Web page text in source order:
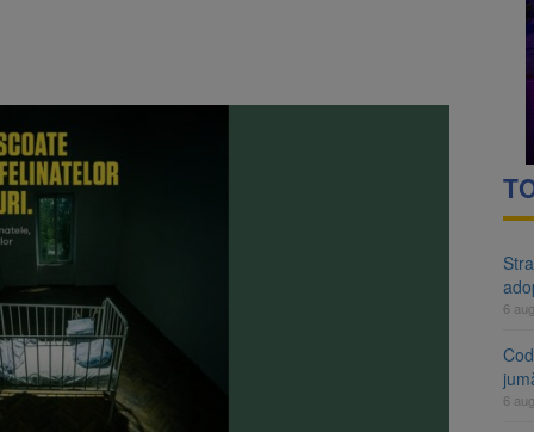
analizează dosarul lui Călin Georgescu și Horațiu Potra.
6
6